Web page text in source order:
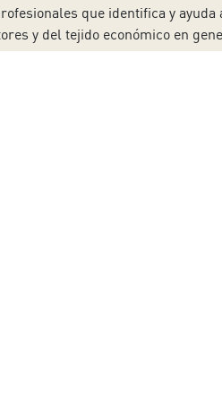
que identifica y
y del tejido económico en
las organizaciones y las